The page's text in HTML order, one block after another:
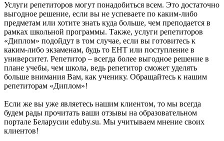
Услуги репетиторов могут понадобиться всем. Это достаточно
выгодное решение, если вы не успеваете по каким-либо
предметам или хотите знать куда больше, чем преподается в
рамках школьной программы. Также, услуги репетиторов
«Диплом» подойдут в том случае, если вы готовитесь к
каким-либо экзаменам, будь то ЕНТ или поступление в
университет. Репетитор – всегда более выгодное решение в
плане учебы, чем школа, ведь репетитор сможет уделять
больше внимания Вам, как ученику. Обращайтесь к нашим
репетиторам «Диплом»!
Если же вы уже являетесь нашим клиентом, то мы всегда
будем рады прочитать ваши отзывы на образовательном
портале Беларусии eduby.su. Мы учитываем мнение своих
клиентов!